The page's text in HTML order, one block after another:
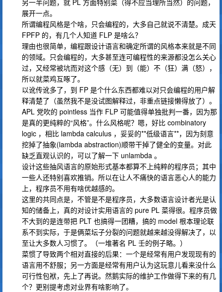
另一半问题，就 PL 方面特别菜（得不应当理所当然）的问题，
展开一点。
所谓编程风格是个啥，只会编程的，大多自己就说不清楚。成天
FPFP 的，有几个人知道 FLP 是啥么？
理由也很简单，编程跟设计语言和确定所谓的风格本来就是不同
的领域。只会编程的，大多甚至连可编程性的来源都没怎么关心
过，又经常被坑而对这个感（无）到（能）不（狂）满（怒），
所以就菜鸡互啄了。
以讹传讹多了，到 FP 是个什么东西都难以对只会编程的用户解
释清楚了（虽然我不是没试图解释过，非重点链接懒得放了）。
APL 党吹的 pointless 当作 FLP 可能值得单独批判一番，因为那
是真的更纯粹的“风格”。什么风格呢？嗯，好比 combinatory
logic ，相比 lambda calculus ，妥妥的**低级语言**，因为刻意
挖掉了抽象(lambda abstraction)顺带干掉了健全的变量。对此
缺乏直观认识的，可以了解一下 unlambda 。
设计这些抽风语言的原始形式基本都算不上纯粹的程序员；其中
一些人还特别喜欢推销。所以在让人不痛快的语言恶心人的能力
上，程序员不用有啥优越感的。
这里的共同点是，不管是不是程序员，大多数语言设计者光是认
知的储备上，真的对设计实用语言的 pure PL 菜得很。程序员做
不大到的是连带把 PLT 也搞得一团糟，搞的 model 根本理论联
系不到实际，于是俩菜坛子分裂的问题就越来越没得解决了，以
至让大多数人习惯了。（一堆著名 PL 壬的例子略。）
菜惯了导致两个相对直接的后果：一个是经常有用户发现现有的
语言用不舒服；另一方面是经常有用户认为这玩意儿看来没什么
可行性包袱，先上了再说。然鹅实际的维护工作做得下来的有几
个？更别提考虑对业界有啥影响了。